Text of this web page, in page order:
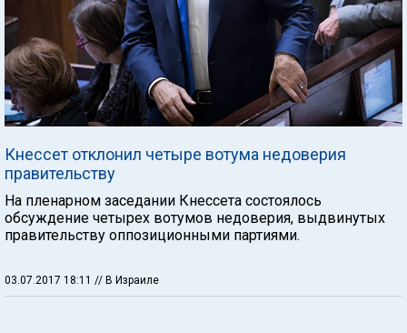
Кнессет отклонил четыре вотума недоверия
правительству
На пленарном заседании Кнессета состоялось
обсуждение четырех вотумов недоверия, выдвинутых
правительству оппозиционными партиями.
03.07.2017 18:11 // В Израиле